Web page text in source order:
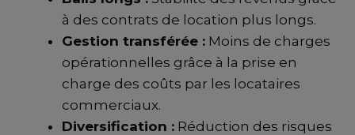
à des contrats de location plus longs.
Gestion transférée : Moins de charges
opérationnelles grâce à la prise en
charge des coûts par les locataires
commerciaux.
Diversification : Réduction des risques